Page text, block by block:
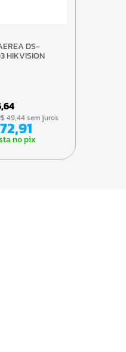
HIKVISION
no pix
R$ 49,44 sem juros